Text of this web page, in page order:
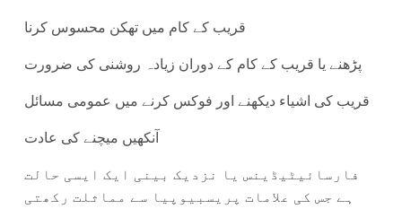
قریب کے کام میں تھکن محسوس کرنا
پڑھنے یا قریب کے کام کے دوران زیادہ روشنی کی ضرورت
قریب کی اشیاء دیکھنے اور فوکس کرنے میں عمومی مسائل
آنکھیں میچنے کی عادت
فارسائیٹیڈینس یا نزدیک بینی ایک ایسی حالت
ہے جس کی علامات پریسبیوپیا سے مماثلت رکھتی